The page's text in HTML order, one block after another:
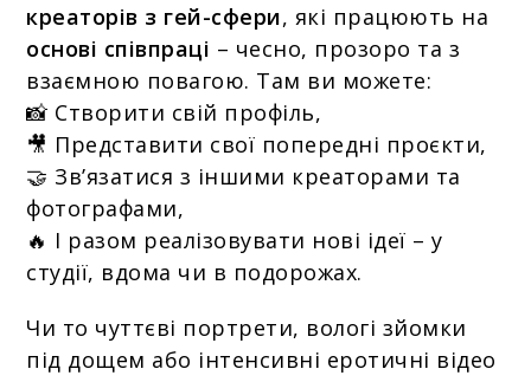
креаторів з гей-сфери, які працюють на
основі співпраці – чесно, прозоро та з
взаємною повагою. Там ви можете:
📸 Створити свій профіль,
🎥 Представити свої попередні проєкти,
🤝 Зв’язатися з іншими креаторами та
фотографами,
🔥 І разом реалізовувати нові ідеї – у
студії, вдома чи в подорожах.
Чи то чуттєві портрети, вологі зйомки
під дощем або інтенсивні еротичні відео